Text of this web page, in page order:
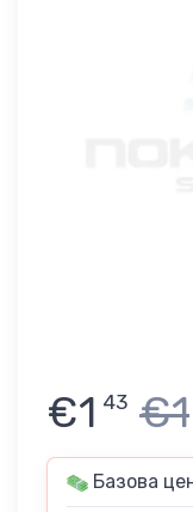
€1 43 €1
Базова